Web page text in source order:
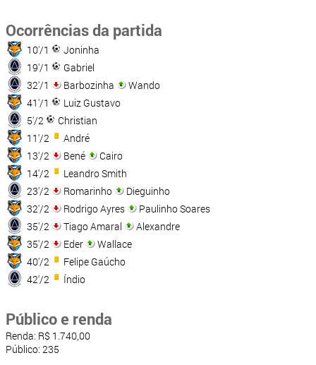
Ocorrências da partida
10'/1
Joninha
19'/1
Gabriel
32'/1
Barbozinha
Wando
41'/1
Luiz Gustavo
5'/2
Christian
11'/2
André
13'/2
Bené
Cairo
14'/2
Leandro Smith
23'/2
Romarinho
Dieguinho
32'/2
Rodrigo Ayres
Paulinho Soares
35'/2
Tiago Amaral
Alexandre
35'/2
Eder
Wallace
40'/2
Felipe Gaúcho
42'/2
Índio
Público e renda
Renda: R$ 1.740,00
Público: 235